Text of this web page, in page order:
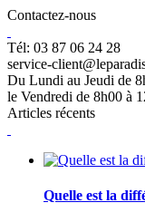
Contactez-nous
Tél: 03 87 06 24 28
service-
Du Lundi au Jeudi de
le Vendredi de 8h00 à
Articles récents
Quelle est la